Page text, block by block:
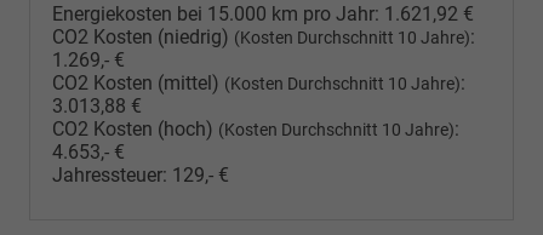
Energiekosten bei 15.000 km pro Jahr: 1.621,92 €
CO2 Kosten (niedrig) (Kosten Durchschnitt 10 Jahre):
1.269,- €
CO2 Kosten (mittel) (Kosten Durchschnitt 10 Jahre):
3.013,88 €
CO2 Kosten (hoch) (Kosten Durchschnitt 10 Jahre):
4.653,- €
Jahressteuer: 129,- €